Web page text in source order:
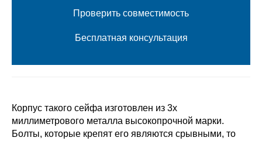
Проверить совместимость
Бесплатная консультация
Корпус такого сейфа изготовлен из 3х
миллиметрового металла высокопрочной марки.
Болты, которые крепят его являются срывными, то